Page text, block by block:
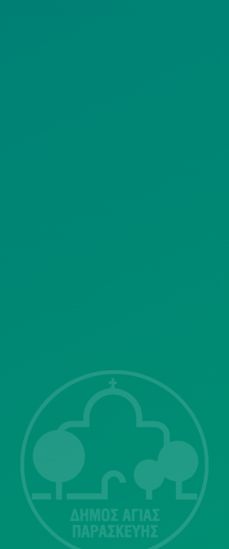
Λ. Μεσογείων 415-417 Τ.Κ.15343
Αγία Παρασκευή
213 2004500
dimos@agiaparaskevi.gr